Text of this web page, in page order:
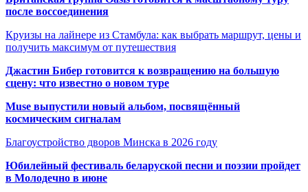
после воссоединения
Круизы на лайнере из Стамбула: как выбрать маршрут, цены и
получить максимум от путешествия
Джастин Бибер готовится к возвращению на большую
сцену: что известно о новом туре
Muse выпустили новый альбом, посвящённый
космическим сигналам
Благоустройство дворов Минска в 2026 году
Юбилейный фестиваль беларуской песни и поэзии пройдет
в Молодечно в июне